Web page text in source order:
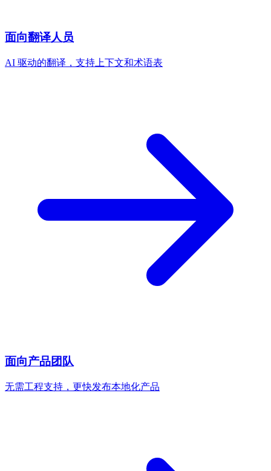
面向翻译人员
AI 驱动的翻译，支持上下文和术语表
面向产品团队
无需工程支持，更快发布本地化产品